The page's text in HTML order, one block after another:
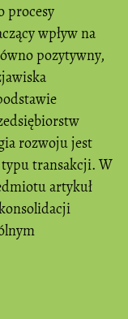
procesy
wpływ na
pozytywny,
rozwoju jest
typu transakcji. W
artykuł